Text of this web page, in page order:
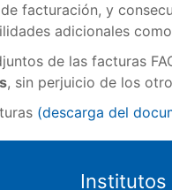
facturación, y
adicionales
de las facturas
, sin perjuicio de los
(descarga del
Institutos